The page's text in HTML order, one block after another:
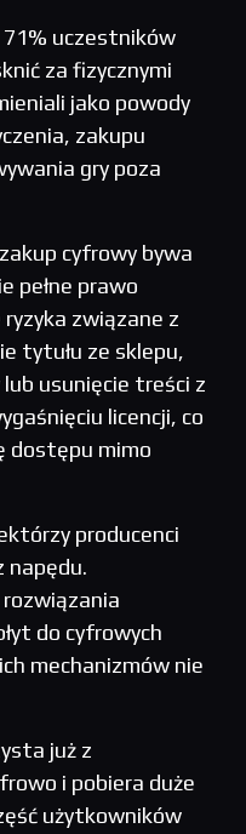
uczestników
za fizycznymi
jako powody
zakupu
gry poza
cyfrowy bywa
pełne prawo
związane z
tytułu ze sklepu,
usunięcie treści z
licencji, co
dostępu mimo
producenci
napędu.
do cyfrowych
mechanizmów nie
już z
i pobiera duże
użytkowników